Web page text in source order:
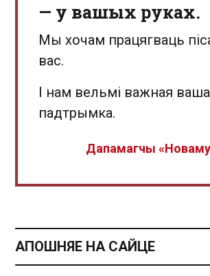
— у вашых руках.
Мы хочам працягваць
вас.
І нам вельмі важная ваша
падтрымка.
Дапамагчы
АПОШНЯЕ НА САЙЦЕ